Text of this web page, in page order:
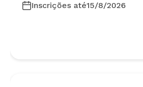
Inscrições até15/8/2026